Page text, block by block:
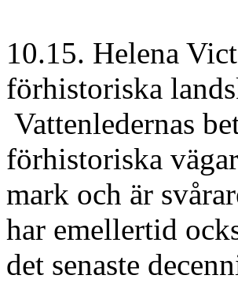
10.15. Helena
förhistoriska
Vattenledernas
förhistoriska
mark och är
har emellertid
det senaste